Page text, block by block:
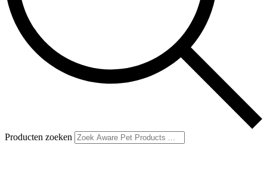
Producten zoeken